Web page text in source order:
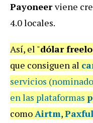
Payoneerviene
4.0 locales.
Así, el "dólar freelo
que consiguen al
servicios
en las plataformas
comoAirtm,Paxful